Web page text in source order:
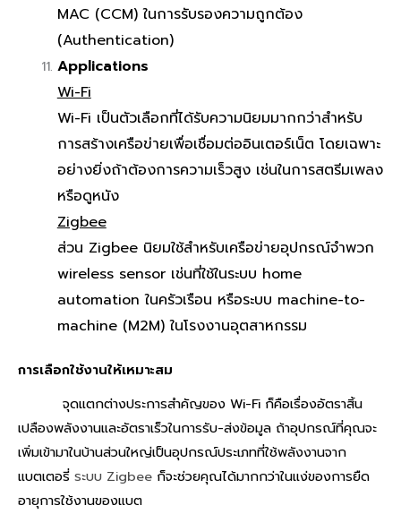
MAC (CCM) ในการรับรองความถูกต้อง
(Authentication)
Applications
Wi-Fi
Wi-Fi เป็นตัวเลือกที่ได้รับความนิยมมากกว่าสำหรับ
การสร้างเครือข่ายเพื่อเชื่อมต่ออินเตอร์เน็ต โดยเฉพาะ
อย่างยิ่งถ้าต้องการความเร็วสูง เช่นในการสตรีมเพลง
หรือดูหนัง
Zigbee
ส่วน Zigbee นิยมใช้สำหรับเครือข่ายอุปกรณ์จำพวก
wireless sensor เช่นที่ใช้ในระบบ home
automation ในครัวเรือน หรือระบบ machine-to-
machine (M2M) ในโรงงานอุตสาหกรรม
การเลือกใช้งานให้เหมาะสม
จุดแตกต่างประการสำคัญของ Wi-Fi ก็คือเรื่องอัตราสิ้น
เปลืองพลังงานและอัตราเร็วในการรับ-ส่งข้อมูล ถ้าอุปกรณ์ที่คุณจะ
เพิ่มเข้ามาในบ้านส่วนใหญ่เป็นอุปกรณ์ประเภทที่ใช้พลังงานจาก
แบตเตอรี่ ระบบ Zigbee ก็จะช่วยคุณได้มากกว่าในแง่ของการยืด
อายุการใช้งานของแบต